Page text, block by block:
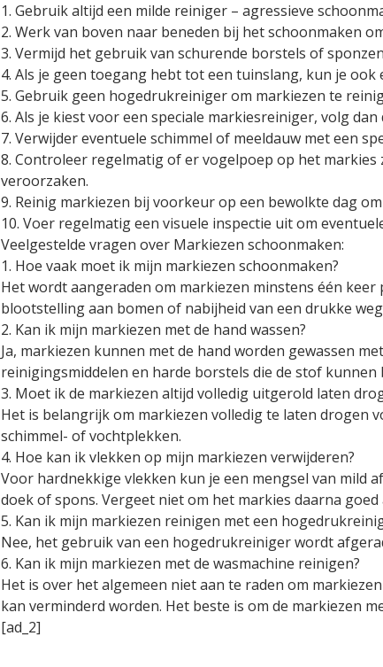
1. Gebruik altijd een milde reiniger – agressieve
2. Werk van boven naar beneden bij het schoonmaken
3. Vermijd het gebruik van schurende borstels of
4. Als je geen toegang hebt tot een tuinslang, kun je
5. Gebruik geen hogedrukreiniger om markiezen te
6. Als je kiest voor een speciale markiesreiniger, volg
7. Verwijder eventuele schimmel of meeldauw met een
8. Controleer regelmatig of er vogelpoep op het
veroorzaken.
9. Reinig markiezen bij voorkeur op een bewolkte dag
10. Voer regelmatig een visuele inspectie uit om
Veelgestelde vragen over Markiezen schoonmaken:
1. Hoe vaak moet ik mijn markiezen schoonmaken?
Het wordt aangeraden om markiezen minstens één
blootstelling aan bomen of nabijheid van een drukke
2. Kan ik mijn markiezen met de hand wassen?
Ja, markiezen kunnen met de hand worden gewassen
reinigingsmiddelen en harde borstels die de stof kunnen
3. Moet ik de markiezen altijd volledig uitgerold laten
Het is belangrijk om markiezen volledig te laten drogen
schimmel- of vochtplekken.
4. Hoe kan ik vlekken op mijn markiezen verwijderen?
Voor hardnekkige vlekken kun je een mengsel van mild
doek of spons. Vergeet niet om het markies daarna
5. Kan ik mijn markiezen reinigen met een
Nee, het gebruik van een hogedrukreiniger wordt
6. Kan ik mijn markiezen met de wasmachine reinigen?
Het is over het algemeen niet aan te raden om
kan verminderd worden. Het beste is om de markiezen
[ad_2]